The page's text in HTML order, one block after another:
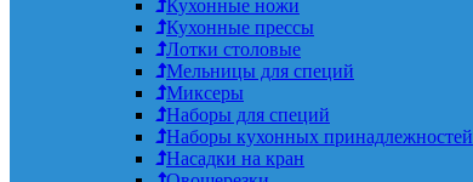
Кухонные ножи
Кухонные прессы
Лотки столовые
Мельницы для специй
Миксеры
Наборы для специй
Наборы кухонных принадлежностей
Насадки на кран